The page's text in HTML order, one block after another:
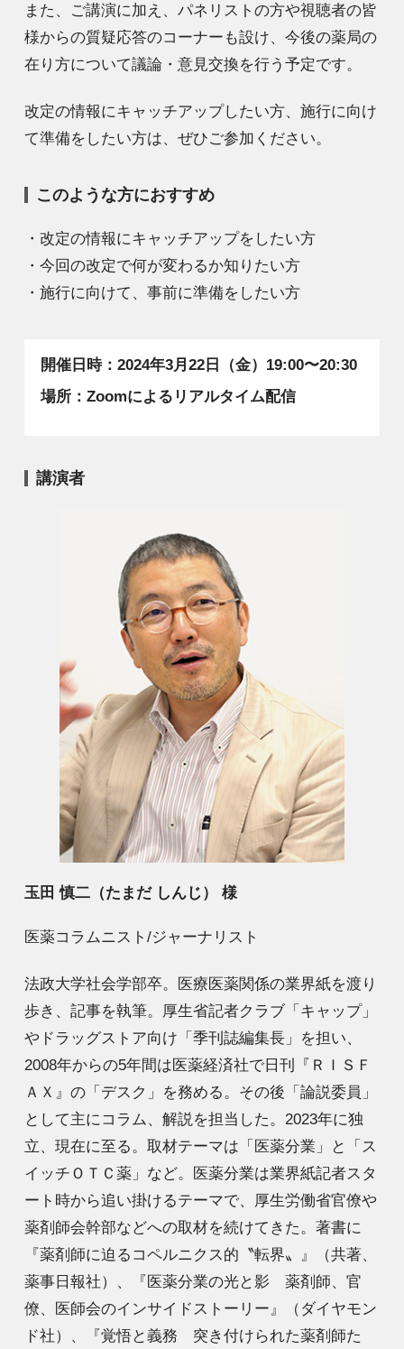
また、ご講演に加え、パネリストの方や視聴者の皆
様からの質疑応答のコーナーも設け、今後の薬局の
在り方について議論・意見交換を行う予定です。
改定の情報にキャッチアップしたい方、施行に向け
て準備をしたい方は、ぜひご参加ください。
このような方におすすめ
・改定の情報にキャッチアップをしたい方
・今回の改定で何が変わるか知りたい方
・施行に向けて、事前に準備をしたい方
開催日時：2024年3月22日（金）19:00〜20:30
場所：Zoomによるリアルタイム配信
講演者
玉田 慎二（たまだ しんじ） 様
医薬コラムニスト/ジャーナリスト
法政大学社会学部卒。医療医薬関係の業界紙を渡り
歩き、記事を執筆。厚生省記者クラブ「キャップ」
やドラッグストア向け「季刊誌編集長」を担い、
2008年からの5年間は医薬経済社で日刊『ＲＩＳＦ
ＡＸ』の「デスク」を務める。その後「論説委員」
として主にコラム、解説を担当した。2023年に独
立、現在に至る。取材テーマは「医薬分業」と「ス
イッチＯＴＣ薬」など。医薬分業は業界紙記者スタ
ート時から追い掛けるテーマで、厚生労働省官僚や
薬剤師会幹部などへの取材を続けてきた。著書に
『薬剤師に迫るコペルニクス的〝転界〟』（共著、
薬事日報社）、『医薬分業の光と影 薬剤師、官
僚、医師会のインサイドストーリー』（ダイヤモン
ド社）、『覚悟と義務 突き付けられた薬剤師た